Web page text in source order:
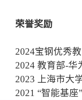
荣誉奖励
2024宝钢优秀
2024 教育部-华
2023 上海市大
2021 “智能基